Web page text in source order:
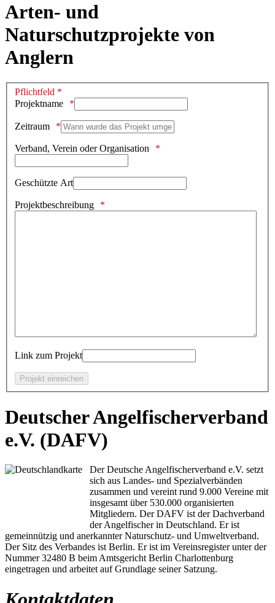
Arten- und
Naturschutzprojekte von
Anglern
Pflichtfeld *
Projektname
Zeitraum
Verband, Verein oder Organisation
Geschützte Art
Projektbeschreibung
Link zum Projekt
Deutscher Angelfischerverband
e.V. (DAFV)
Der Deutsche Angelfischerverband e.V. setzt
sich aus Landes- und Spezialverbänden
zusammen und vereint rund 9.000 Vereine mit
insgesamt über 530.000 organisierten
Mitgliedern. Der DAFV ist der Dachverband
der Angelfischer in Deutschland. Er ist
gemeinnützig und anerkannter Naturschutz- und Umweltverband.
Der Sitz des Verbandes ist Berlin. Er ist im Vereinsregister unter der
Nummer 32480 B beim Amtsgericht Berlin Charlottenburg
eingetragen und arbeitet auf Grundlage seiner Satzung.